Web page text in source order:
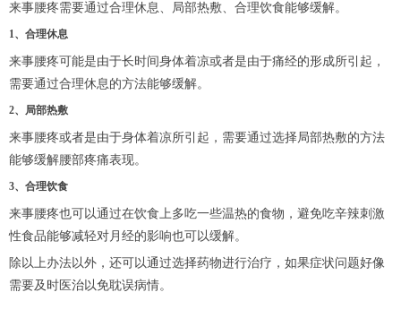
来事腰疼需要通过合理休息、局部热敷、合理饮食能够缓解。
1、合理休息
来事腰疼可能是由于长时间身体着凉或者是由于痛经的形成所引起，
需要通过合理休息的方法能够缓解。
2、局部热敷
来事腰疼或者是由于身体着凉所引起，需要通过选择局部热敷的方法
能够缓解腰部疼痛表现。
3、合理饮食
来事腰疼也可以通过在饮食上多吃一些温热的食物，避免吃辛辣刺激
性食品能够减轻对月经的影响也可以缓解。
除以上办法以外，还可以通过选择药物进行治疗，如果症状问题好像
需要及时医治以免耽误病情。